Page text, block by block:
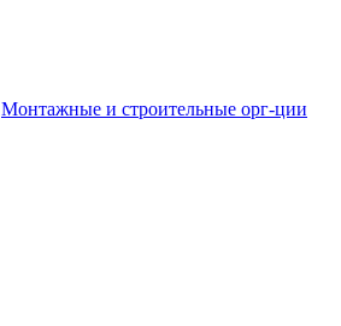
Монтажные и строительные орг-ции